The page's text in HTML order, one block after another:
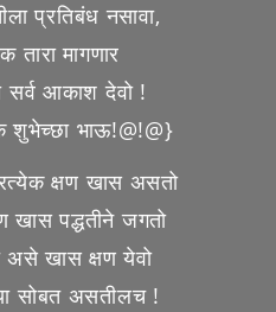
प्रतिबंध नसावा,
तारा मागणार
सर्व आकाश देवो !
शुभेच्छा भाऊ!@!@}
क्षण खास असतो
खास पद्धतीने जगतो
असे खास क्षण येवो
सोबत असतीलच !